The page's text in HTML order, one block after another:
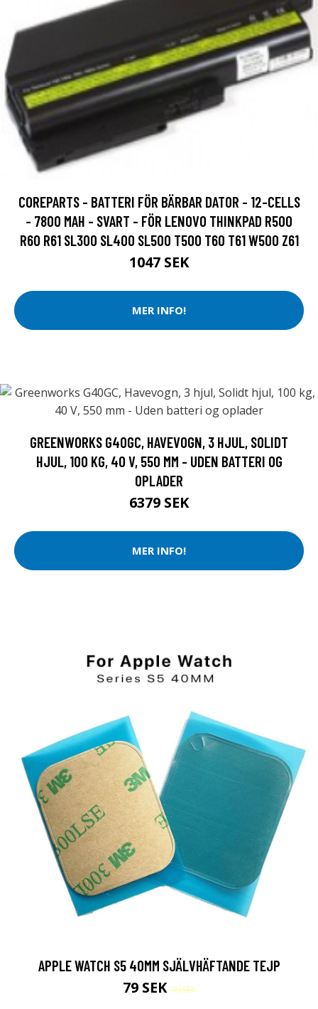
COREPARTS - BATTERI FÖR BÄRBAR DATOR - 12-CELLS
- 7800 MAH - SVART - FÖR LENOVO THINKPAD R500
R60 R61 SL300 SL400 SL500 T500 T60 T61 W500 Z61
1047 SEK
MER INFO!
GREENWORKS G40GC, HAVEVOGN, 3 HJUL, SOLIDT
HJUL, 100 KG, 40 V, 550 MM - UDEN BATTERI OG
OPLADER
6379 SEK
MER INFO!
APPLE WATCH S5 40MM SJÄLVHÄFTANDE TEJP
79 SEK99 SEK